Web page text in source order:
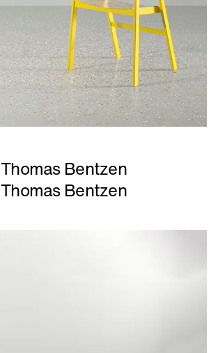
Thomas Bentzen
Thomas Bentzen